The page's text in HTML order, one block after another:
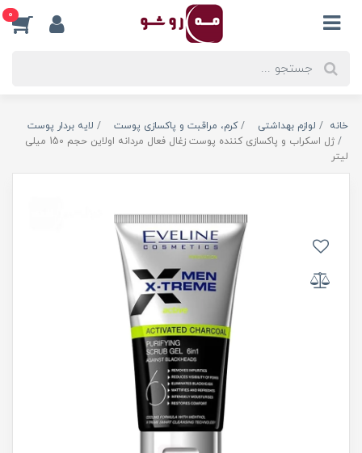
0
خانه لوازم بهداشتی کرم، مراقبت و پاکسازی پوست
لایه بردار پوست
ژل اسکراب و پاکسازی کننده پوست زغال فعال مردانه اولاین حجم 150 میلی
لیتر